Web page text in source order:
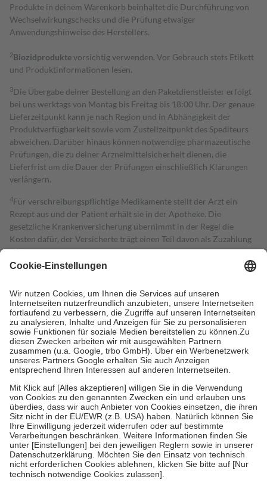
Produkte in deinem Warenkorb beinhaltet die Durchführung von
Wechselwirkungschecks und die Prüfung etwaiger
Anwendungshinweise des Herstellers.
2Biozidproduktevorsichtig verwenden. Vor Gebrauch stets Etikett
und Produktinformationen lesen.
3Die Übergabe deiner Bestellung an den Paketdienstleister erfolgt
bei uns werktags von Montag bis Freitag bis 18:00 Uhr. Der genaue
Lieferzeitpunkt kann je nach Region und in Abhängigkeit der
Produktverfügbarkeit sowie vom Zustellzeitpunkt des Spediteurs
abweichen. Darüber hinaus können notwendige pharmazeutische
Prüfungen, die zu deiner Arzneimittelsicherheit dienen, die
Lieferfrist um die Dauer der Prüfungen einschließlich Klärungen
verlängern.
4Für verschreibungspflichtige Medikamente stellt der Arzt ein
Rezept aus und der Patient erhält sie in der Apotheke. Die
gesetzliche Krankenversicherung übernimmt in der Regel die
Kosten dafür, der Versicherte trägt einen Teil davon als Zuzahlung
mit.
Grundsätzlich leisten Mitglieder Zuzahlungen in Höhe von zehn
höchstens zehn Euro.
Es sind jedoch nie mehr als die tatsächlichen
Kosten der Leistung zu entrichten.
Diese Regeln gelten grundsätzlich auch für Online-Apotheken.
Bei Heilmitteln und häuslicher Krankenpflege beträgt die
Zuzahlung zehn Prozent der Kosten sowie zehn Euro je
Verordnung.
Um das Engagement der Versicherten für ihre eigene Gesundheit zu
stärken und die besondere Stellung der Familie zu unterstützen,
fallenkeine Zuzahlungenan bei:
• Kindern und Jugendlichen bis zum vollendeten 18. Lebensjahr
mit Ausnahme der Fahrkosten
• Untersuchungen zur Vorsorge und Früherkennung, die von der
GKV getragen werden
• empfohlenen Schutzimpfungen
• Harn- und Blutteststreifen